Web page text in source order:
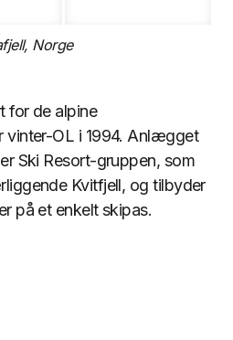
Norge
for de alpine
vinter-OL i 1994. Anlægget
Ski Resort-gruppen, som
Kvitfjell, og tilbyder
på et enkelt skipas.